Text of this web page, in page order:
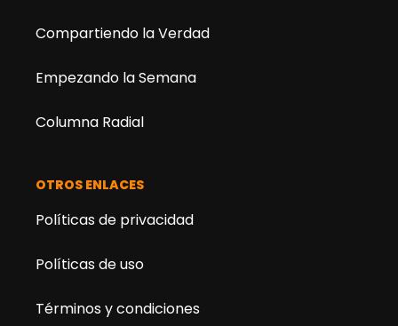
Compartiendo la Verdad
Empezando la Semana
Columna Radial
OTROS ENLACES
Políticas de privacidad
Políticas de uso
Términos y condiciones